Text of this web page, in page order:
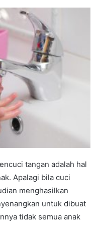
tangan adalah hal
Apalagi bila cuci
menghasilkan
untuk dibuat
tidak semua anak